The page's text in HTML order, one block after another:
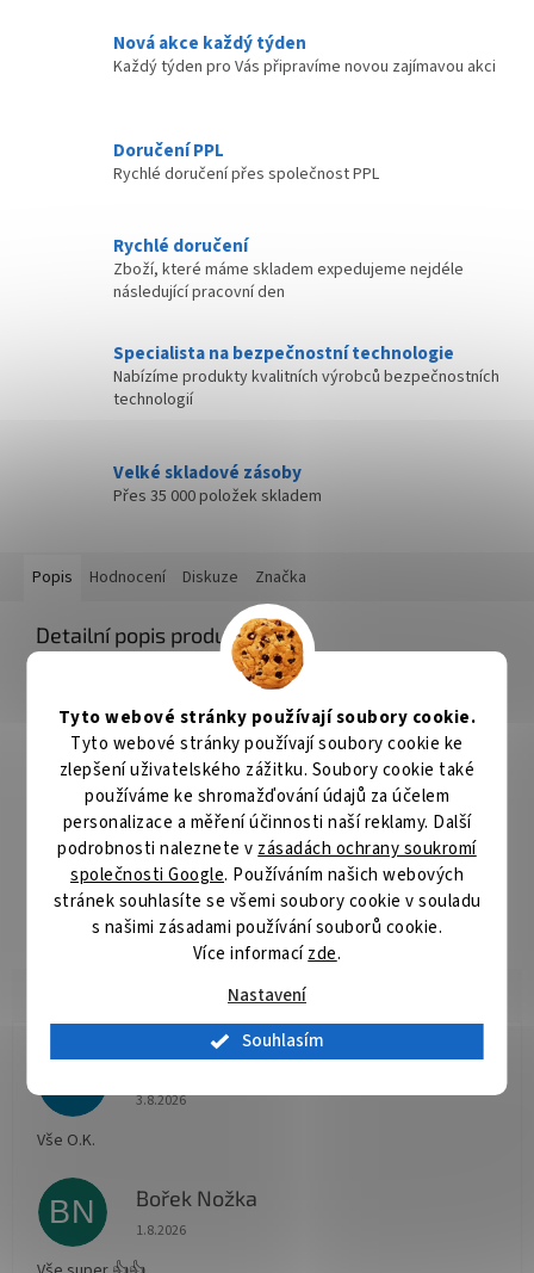
Tyto webové stránky používají soubory cookie.
Tyto webové stránky používají soubory cookie ke
zlepšení uživatelského zážitku. Soubory cookie také
používáme ke shromažďování údajů za účelem
personalizace a měření účinnosti naší reklamy. Další
podrobnosti naleznete v zásadách ochrany soukromí
společnosti Google. Používáním našich webových
stránek souhlasíte se všemi soubory cookie v souladu
s našimi zásadami používání souborů cookie.
Více informacízde.
Nastavení
Souhlasím
Nová akce každý týden
Každý týden pro Vás připravíme novou zajímavou akci
Doručení PPL
Rychlé doručení přes společnost PPL
Rychlé doručení
Zboží, které máme skladem expedujeme nejdéle
následující pracovní den
Specialista na bezpečnostní technologie
Nabízíme produkty kvalitních výrobců bezpečnostních
technologií
Velké skladové zásoby
Přes 35 000 položek skladem
Popis Hodnocení Diskuze Značka
Detailní popis produktu
XtendLan RJ-10 na RJ-10 2 m
Tento kabel je vhodný k připojení telefonního zařízení k telefonní
zásuvce.
ZÁKLADNÍ SPECIFIKACE
Konektor 1:RJ-10 (M)
Konektor 2:RJ-10 (M)
Délka:2 m
Barva:černá
Radomír Hurník
Hodnocení obchodu je 5 z 5 hvězdiček.
3.8.2026
Vše O.K.
BN Bořek Nožka
Hodnocení obchodu je 5 z 5 hvězdiček.
1.8.2026